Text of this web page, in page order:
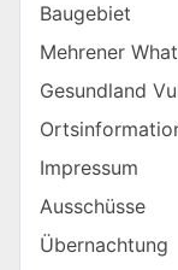
Baugebiet
Mehrener
Gesundland
Impressum
Ausschüsse
Übernachtung